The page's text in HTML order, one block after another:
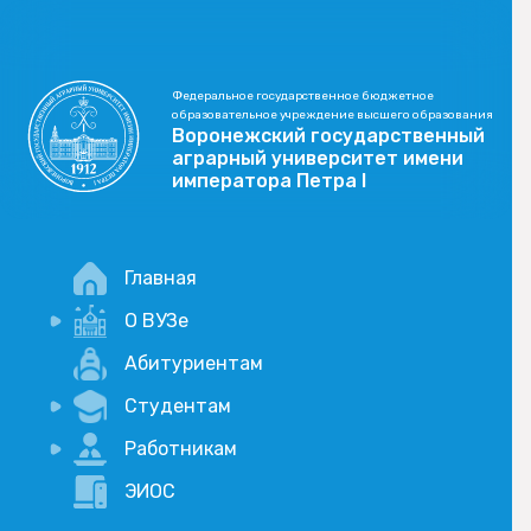
Федеральное государственное бюджетное
образовательное учреждение высшего образования
Воронежский государственный
аграрный университет имени
императора Петра I
Главная
О ВУЗе
Новости
Учебный процесс
Научная деятельность
Абитуриентам
Студентам
Портал дистанционого обучения
Академические отпуска
Работникам
Внимание, опрос!
ЭИОС